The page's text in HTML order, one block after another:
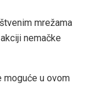
mrežama
nemačke
moguće u ovom